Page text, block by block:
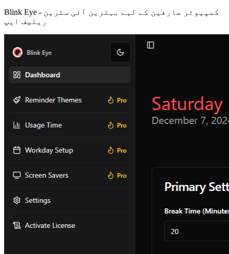
Blink Eye - کمپیوٹر صارفین کے لیے بہترین آئی سٹرین
ریلیف ایپ